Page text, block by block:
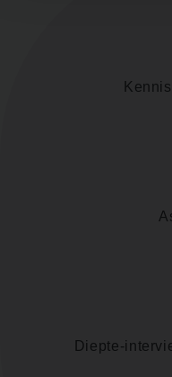
Diepte-